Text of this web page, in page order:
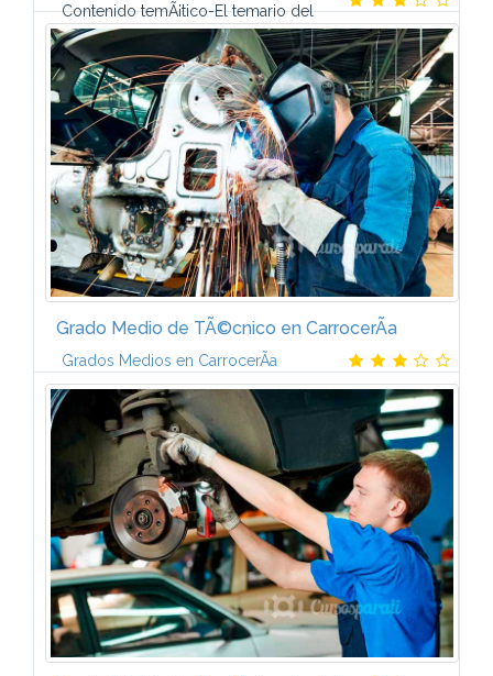
Contenido temÃ¡tico-El temario del
Curso de MecÃ¡nica de AutomÃ³vil a distancia lo
componen 8 mÃ³dulos formativos que contienen un
gran nÃºmero de ilustraciones, fotografÃ­as y...
Grado Medio de TÃ©cnico en CarrocerÃ­a
Grados Medios en CarrocerÃ­a
Contenido temÃ¡tico. Â¿QuÃ© aprenderÃ¡s?-Este
Plan de FormaciÃ³n de TÃ©cnico en CarrocerÃ­a del
AutomÃ³vil incluye los temarios que aparecen a
continuaciÃ³n: 1. Elementos amovibles 2...